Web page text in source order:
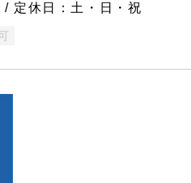
定休日：土・日・祝